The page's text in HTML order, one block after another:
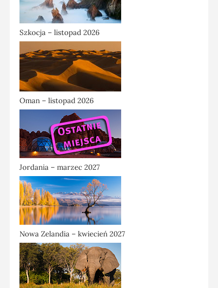
Szkocja – listopad 2026
Oman – listopad 2026
Jordania – marzec 2027
Nowa Zelandia – kwiecień 2027